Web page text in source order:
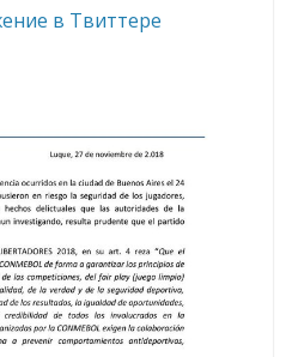
в Твиттере